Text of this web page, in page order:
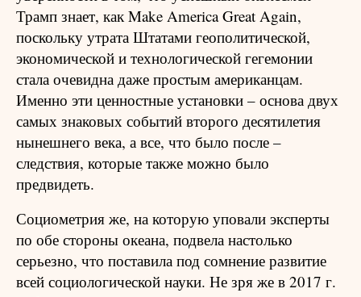
Трамп знает, как Make America Great Again,
поскольку утрата Штатами геополитической,
экономической и технологической гегемонии
стала очевидна даже простым американцам.
Именно эти ценностные установки – основа двух
самых знаковых событий второго десятилетия
нынешнего века, а все, что было после –
следствия, которые также можно было
предвидеть.
Социометрия же, на которую уповали эксперты
по обе стороны океана, подвела настолько
серьезно, что поставила под сомнение развитие
всей социологической науки. Не зря же в 2017 г.